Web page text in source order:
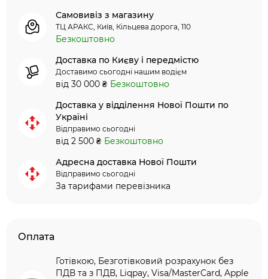
Самовивіз з магазину
ТЦ АРАКС, Київ, Кільцева дорога, 110
Безкоштовно
Доставка по Києву і передмістю
Доставимо сьогодні нашим водієм
від 30 000 ₴ Безкоштовно
Доставка у відділення Нової Пошти по
Україні
Відправимо сьогодні
від 2 500 ₴ Безкоштовно
Адресна доставка Нової Пошти
Відправимо сьогодні
За тарифами перевізника
Оплата
Готівкою, Безготівковий розрахунок без
ПДВ та з ПДВ, Liqpay, Visa/MasterCard, Apple